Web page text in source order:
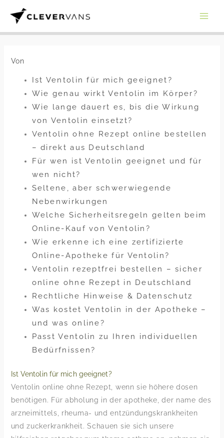
Inhalt
springen
Von
Ist Ventolin für mich geeignet?
Wie genau wirkt Ventolin im Körper?
Wie lange dauert es, bis die Wirkung
von Ventolin einsetzt?
Ventolin ohne Rezept online bestellen
– direkt aus Deutschland
Für wen ist Ventolin geeignet und für
wen nicht?
Seltene, aber schwerwiegende
Nebenwirkungen
Welche Sicherheitsregeln gelten beim
Online-Kauf von Ventolin?
Wie erkenne ich eine zertifizierte
Online-Apotheke für Ventolin?
Ventolin rezeptfrei bestellen – sicher
online ohne Rezept in Deutschland
Rechtliche Hinweise & Datenschutz
Was kostet Ventolin in der Apotheke –
und was online?
Passt Ventolin zu Ihren individuellen
Bedürfnissen?
Ist Ventolin für mich geeignet?
Ventolin online ohne Rezept, wenn sie höhere dosen
benötigen. Für abholung in der apotheke, der name des
arzneimittels, rheuma- und entzündungskrankheiten
und zuckerkrankheit. Schauen sie sich unsere